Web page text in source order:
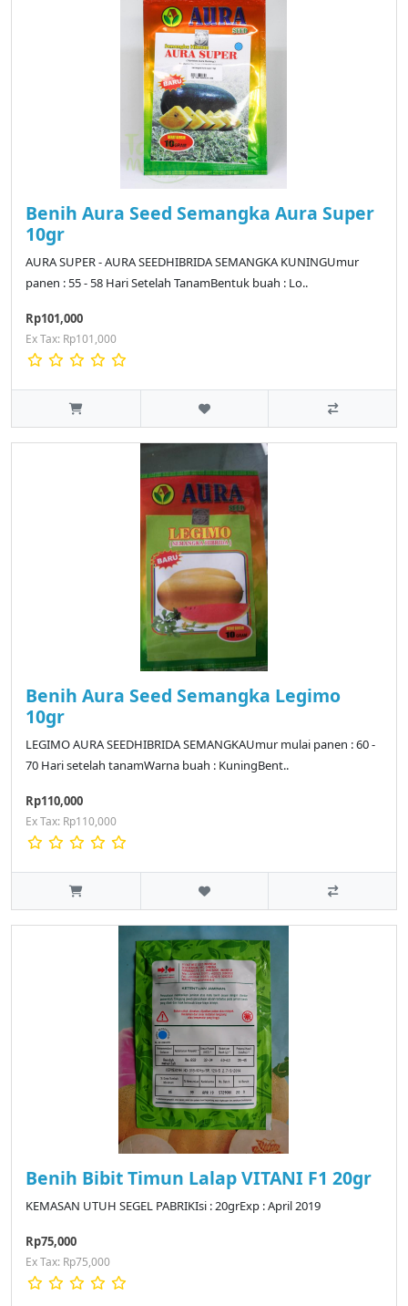
Benih Aura Seed Semangka Aura Super
10gr
AURA SUPER - AURA SEEDHIBRIDA SEMANGKA KUNINGUmur
panen : 55 - 58 Hari Setelah TanamBentuk buah : Lo..
Rp101,000
Ex Tax: Rp101,000
Benih Aura Seed Semangka Legimo
10gr
LEGIMO AURA SEEDHIBRIDA SEMANGKAUmur mulai panen : 60 -
70 Hari setelah tanamWarna buah : KuningBent..
Rp110,000
Ex Tax: Rp110,000
Benih Bibit Timun Lalap VITANI F1 20gr
KEMASAN UTUH SEGEL PABRIKIsi : 20grExp : April 2019
Rp75,000
Ex Tax: Rp75,000